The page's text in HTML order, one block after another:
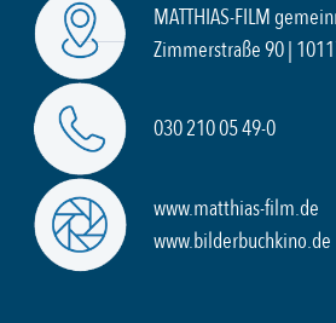
MATTHIAS-FILM
Zimmerstraße 90 |
030 210 05 49-0
www.matthias-film.de
www.bilderbuchkino.de